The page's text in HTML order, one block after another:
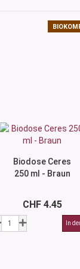
Biodose Ceres
250 ml - Braun
CHF 4.45